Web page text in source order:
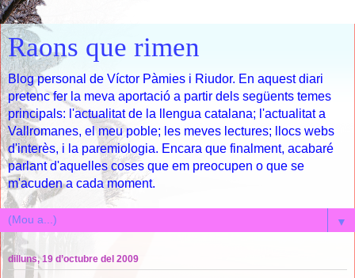
Raons que rimen
Blog personal de Víctor Pàmies i Riudor. En aquest diari
pretenc fer la meva aportació a partir dels següents temes
principals: l'actualitat de la llengua catalana; l'actualitat a
Vallromanes, el meu poble; les meves lectures; llocs webs
d'interès, i la paremiologia. Encara que finalment, acabaré
parlant d'aquelles coses que em preocupen o que se
m'acuden a cada moment.
▼
dilluns, 19 d’octubre del 2009